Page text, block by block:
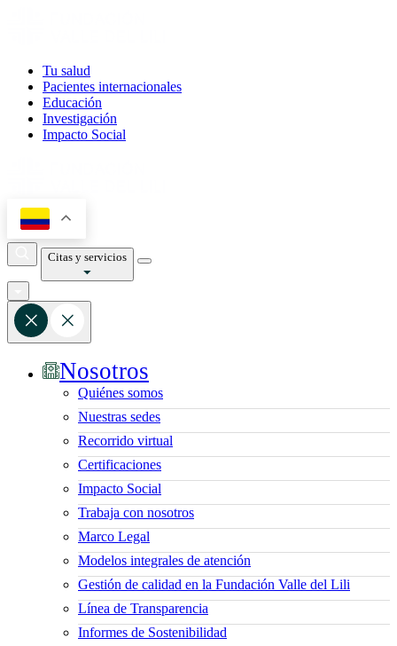
Tu salud
Pacientes internacionales
Educación
Investigación
Impacto Social
Citas y servicios
Nosotros
Quiénes somos
Nuestras sedes
Recorrido virtual
Certificaciones
Impacto Social
Trabaja con nosotros
Marco Legal
Modelos integrales de atención
Gestión de calidad en la Fundación Valle del Lili
Línea de Transparencia
Informes de Sostenibilidad